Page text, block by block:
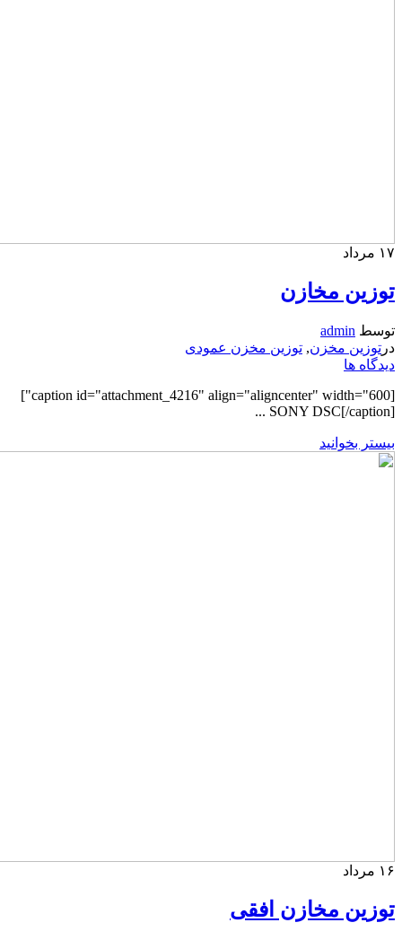
۱۷ مرداد
توزین مخازن
توسط admin
در توزین مخزن, توزین مخزن عمودی
دیدگاه ها
[caption id="attachment_4216" align="aligncenter" width="600"]
SONY DSC[/caption] ...
بیستر بخوانید
۱۶ مرداد
توزین مخازن افقی